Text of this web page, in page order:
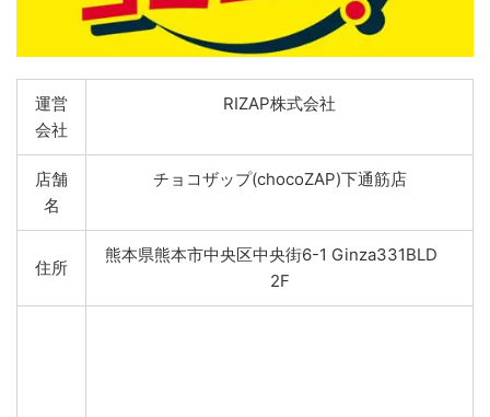
運営
会社
RIZAP株式会社
店舗
名
チョコザップ(chocoZAP)下通筋店
住所
熊本県熊本市中央区中央街6-1 Ginza331BLD
2F